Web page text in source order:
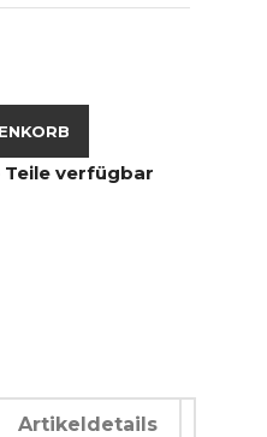
Teile verfügbar
Artikeldetails